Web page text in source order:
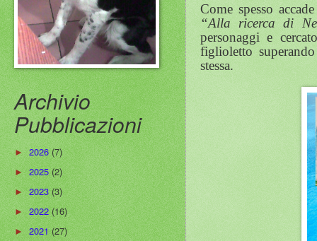
Come spesso
“Alla ricerca di
personaggi e
figlioletto
stessa.
Archivio
Pubblicazioni
►2026(7)
►2025(2)
►2023(3)
►2022(16)
►2021(27)